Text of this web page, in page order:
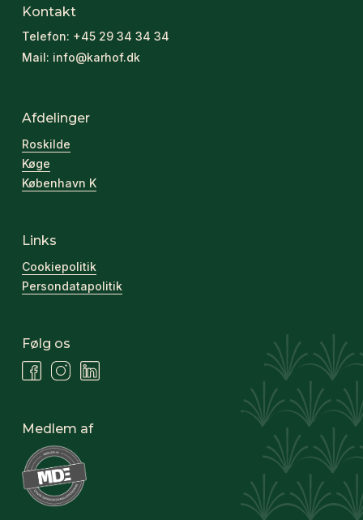
Kontakt
Telefon: +45 29 34 34 34
Mail: info@karhof.dk
Afdelinger
Roskilde
Køge
København K
Links
Cookiepolitik
Persondatapolitik
Følg os
Medlem af